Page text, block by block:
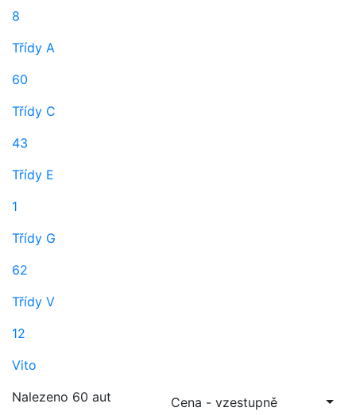
8
Třídy A
60
Třídy C
43
Třídy E
1
Třídy G
62
Třídy V
12
Vito
Nalezeno 60 aut
Cena - vzestupně